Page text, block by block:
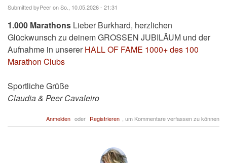
Submitted byPeeron So., 10.05.2026 - 21:31
1.000 Marathons Lieber Burkhard, herzlichen
Glückwunsch zu deinem GROSSEN JUBILÄUM und der
Aufnahme in unsererHALL OF FAME 1000+ des 100
Marathon Clubs
Sportliche Grüße
Claudia & Peer Cavaleiro
Anmelden oder Registrieren , um Kommentare verfassen zu können